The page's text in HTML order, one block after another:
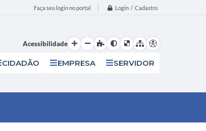
Faça seu login no portal Login / Cadastro
Acessibilidade
CIDADÃO EMPRESA SERVIDOR